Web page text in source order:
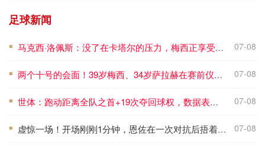
足球新闻
■ 马克西·洛佩斯：没了在卡塔尔的压力，梅西正享受比赛且内心快乐 07-08
■ 两个十号的会面！39岁梅西、34岁萨拉赫在赛前仪式握手、拥抱 07-08
■ 世体：跑动距离全队之首+19次夺回球权，数据表明罗德里找回状态 07-08
■ 虚惊一场！开场刚刚1分钟，恩佐在一次对抗后捂着膝盖痛苦倒地 07-08